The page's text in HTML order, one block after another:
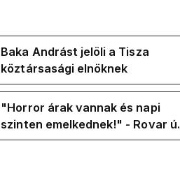
Baka Andrást jelöli a Tisza
köztársasági elnöknek
"Horror árak vannak és napi
szinten emelkednek!" - Rovar úr
Facebook-oldalán lázadnak a